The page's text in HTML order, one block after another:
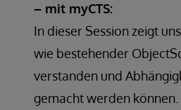
– mit myCTS:
In dieser Session zeigt
wie bestehender
verstanden und
gemacht werden können.